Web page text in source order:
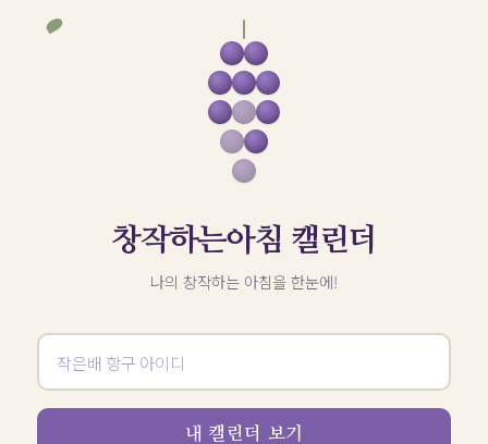
창작하는아침 캘린더
나의 창작하는 아침을 한눈에!
내 캘린더 보기